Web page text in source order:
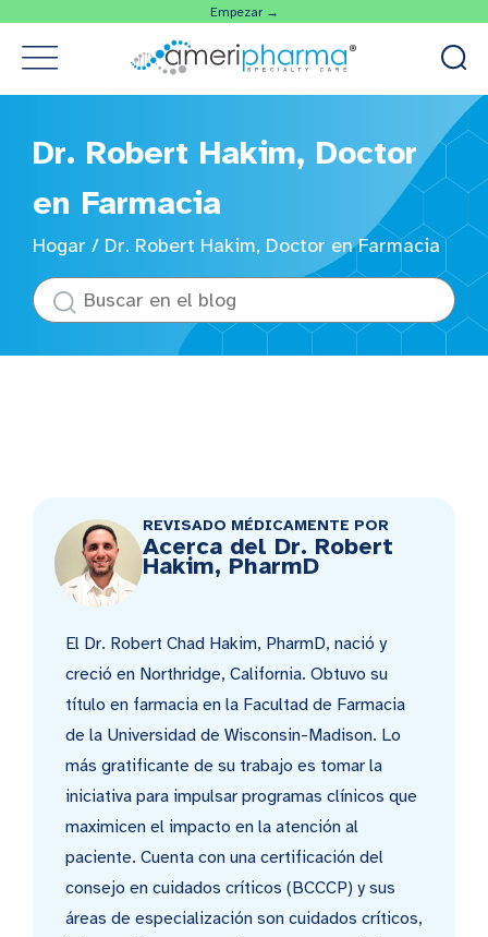
Empezar →
Dr. Robert Hakim, Doctor
en Farmacia
Hogar / Dr. Robert Hakim, Doctor en Farmacia
REVISADO MÉDICAMENTE POR
Acerca del Dr. Robert
Hakim, PharmD
El Dr. Robert Chad Hakim, PharmD, nació y
creció en Northridge, California. Obtuvo su
título en farmacia en la Facultad de Farmacia
de la Universidad de Wisconsin-Madison. Lo
más gratificante de su trabajo es tomar la
iniciativa para impulsar programas clínicos que
maximicen el impacto en la atención al
paciente. Cuenta con una certificación del
consejo en cuidados críticos (BCCCP) y sus
áreas de especialización son cuidados críticos,